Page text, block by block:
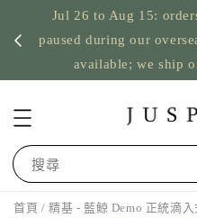
Jul 26 to Aug 15:
paused during our
available; we ship
搜尋
首頁 / 精基 - 藍鯨 Demo 正統滴入